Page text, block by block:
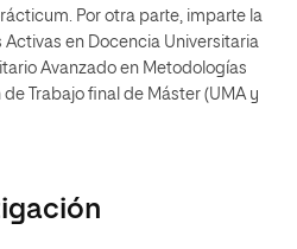
Por otra parte, imparte la
en Docencia Universitaria
Avanzado en Metodologías
Trabajo final de Máster (UMA y